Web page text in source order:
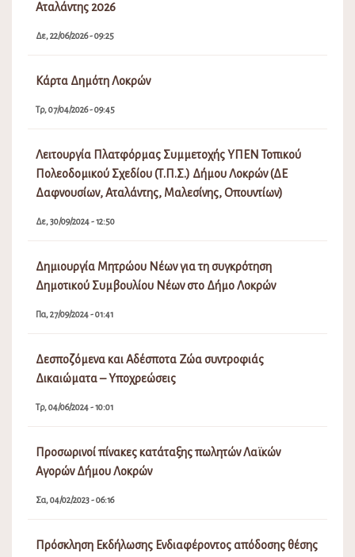
Αταλάντης 2026
Δε, 22/06/2026 - 09:25
Κάρτα Δημότη Λοκρών
Τρ, 07/04/2026 - 09:45
Λειτουργία Πλατφόρμας Συμμετοχής ΥΠΕΝ Τοπικού
Πολεοδομικού Σχεδίου (Τ.Π.Σ.) Δήμου Λοκρών (ΔΕ
Δαφνουσίων, Αταλάντης, Μαλεσίνης, Οπουντίων)
Δε, 30/09/2024 - 12:50
Δημιουργία Μητρώου Νέων για τη συγκρότηση
Δημοτικού Συμβουλίου Νέων στο Δήμο Λοκρών
Πα, 27/09/2024 - 01:41
Δεσποζόμενα και Αδέσποτα Ζώα συντροφιάς
Δικαιώματα – Υποχρεώσεις
Τρ, 04/06/2024 - 10:01
Προσωρινοί πίνακες κατάταξης πωλητών Λαϊκών
Αγορών Δήμου Λοκρών
Σα, 04/02/2023 - 06:16
Πρόσκληση Εκδήλωσης Ενδιαφέροντος απόδοσης θέσης